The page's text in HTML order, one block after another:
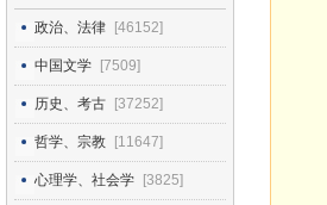
政治、法律 [46152]
中国文学 [7509]
历史、考古 [37252]
哲学、宗教 [11647]
心理学、社会学 [3825]